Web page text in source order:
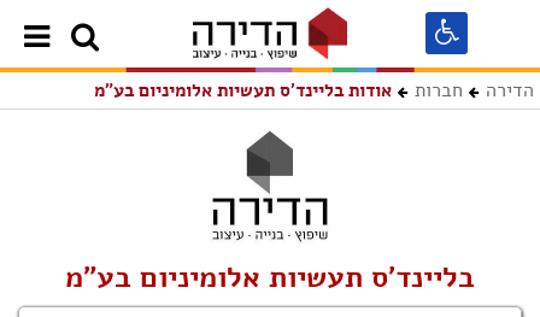
הדירה חברות אודות בליינד'ס תעשיות אלומיניום בע"מ
בליינד'ס תעשיות אלומיניום בע"מ